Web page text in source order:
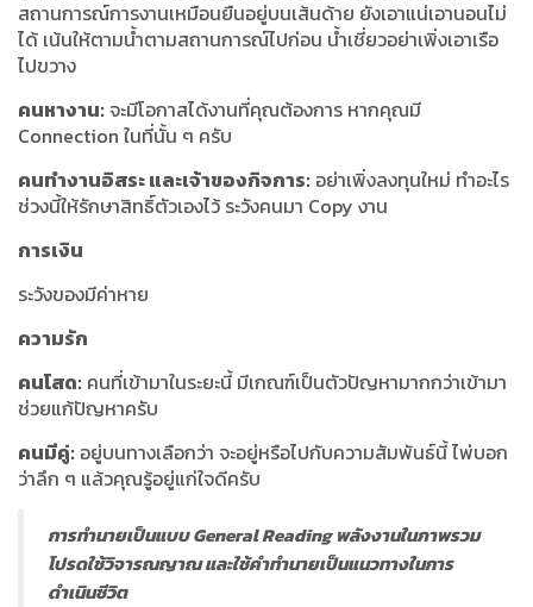
สถานการณ์การงานเหมือนยืนอยู่บนเส้นด้าย ยังเอาแน่เอานอนไม่
ได้ เน้นให้ตามน้ำตามสถานการณ์ไปก่อน น้ำเชี่ยวอย่าเพิ่งเอาเรือ
ไปขวาง
คนหางาน:จะมีโอกาสได้งานที่คุณต้องการ หากคุณมี
Connection ในที่นั้น ๆ ครับ
คนทำงานอิสระ และเจ้าของกิจการ: อย่าเพิ่งลงทุนใหม่ ทำอะไร
ช่วงนี้ให้รักษาสิทธิ์ตัวเองไว้ ระวังคนมา Copy งาน
การเงิน
ระวังของมีค่าหาย
ความรัก
คนโสด: คนที่เข้ามาในระยะนี้ มีเกณฑ์เป็นตัวปัญหามากกว่าเข้ามา
ช่วยแก้ปัญหาครับ
คนมีคู่: อยู่บนทางเลือกว่า จะอยู่หรือไปกับความสัมพันธ์นี้ ไพ่บอก
ว่าลึก ๆ แล้วคุณรู้อยู่แก่ใจดีครับ
การทำนายเป็นแบบ General Reading พลังงานในภาพรวม
โปรดใช้วิจารณญาณ และใช้คำทำนายเป็นแนวทางในการ
ดำเนินชีวิต